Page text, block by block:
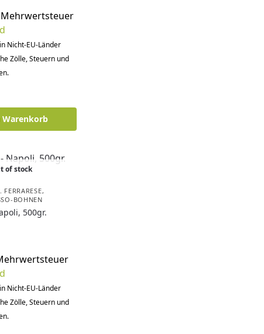
Mehrwertsteuer
Nicht-EU-Länder
Zölle, Steuern und
Warenkorb
of stock
FERRARESE,
BOHNEN
500gr.
Nicht-EU-Länder
Zölle, Steuern und